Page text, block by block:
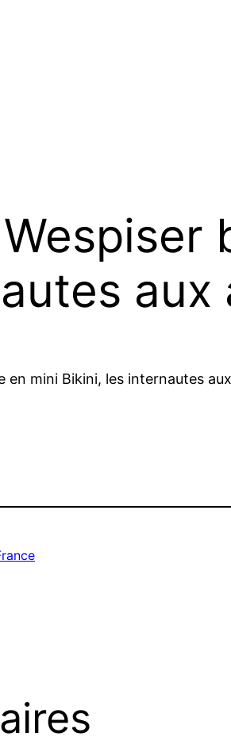
aux
en mini Bikini, les internautes